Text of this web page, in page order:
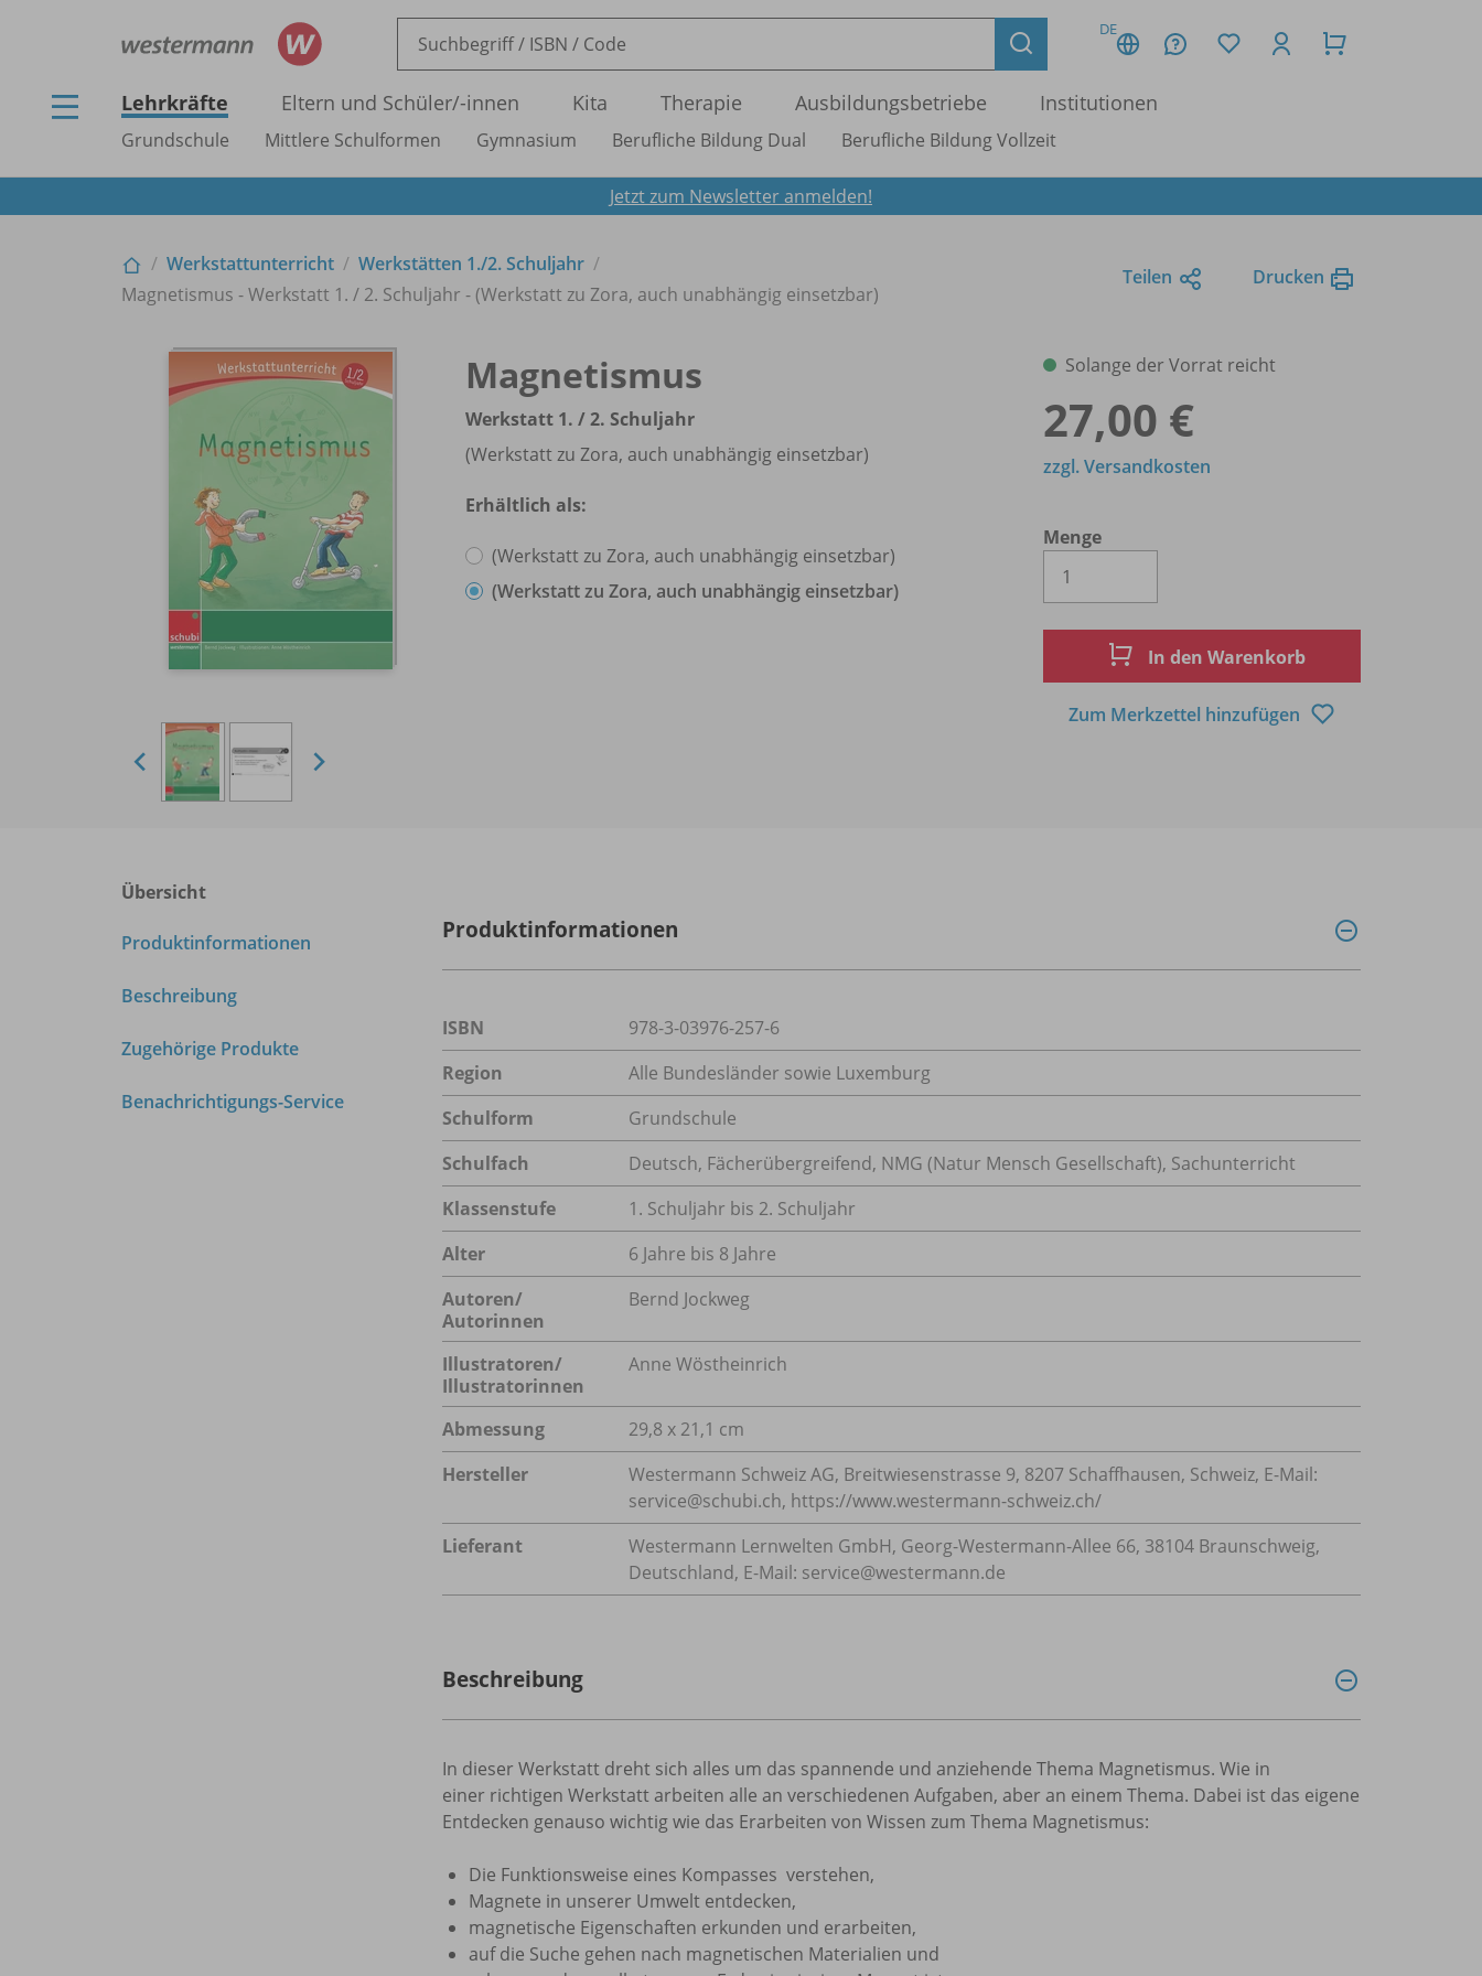
DE
Lehrkräfte Eltern und Schüler/-innen Kita Therapie Ausbildungsbetriebe Institutionen
Grundschule Mittlere Schulformen Gymnasium Berufliche Bildung Dual Berufliche Bildung Vollzeit
Jetzt zum Newsletter anmelden!
Werkstattunterricht Werkstätten 1./2. Schuljahr
Magnetismus - Werkstatt 1. / 2. Schuljahr - (Werkstatt zu Zora, auch unabhängig einsetzbar)
Teilen Drucken
Magnetismus
Werkstatt 1. /2. Schuljahr
(Werkstatt zu Zora, auch unabhängig einsetzbar)
Erhältlich als:
(Werkstatt zu Zora, auch unabhängig einsetzbar)
(Werkstatt zu Zora, auch unabhängig einsetzbar)
Solange der Vorrat reicht
27,00 €
Menge
zzgl. Versandkosten
In den Warenkorb
Zum Merkzettel hinzufügen
Übersicht
Produktinformationen
Beschreibung
Zugehörige Produkte
Benachrichtigungs-Service
Produktinformationen
ISBN
978-3-03976-257-6
Region
Alle Bundesländer sowie Luxemburg
Schulform
Grundschule
Schulfach
Deutsch, Fächerübergreifend, NMG (Natur Mensch Gesellschaft), Sachunterricht
Klassenstufe
1. Schuljahr bis 2. Schuljahr
Alter
6 Jahre bis 8 Jahre
Autoren/
Autorinnen
Bernd Jockweg
Illustratoren/
Illustratorinnen
Anne Wöstheinrich
Abmessung
29,8 x 21,1 cm
Hersteller
Westermann Schweiz AG, Breitwiesenstrasse 9, 8207 Schaffhausen, Schweiz, E-Mail:
service@schubi.ch, https://www.westermann-schweiz.ch/
Lieferant
Westermann Lernwelten GmbH, Georg-Westermann-Allee 66, 38104 Braunschweig,
Deutschland, E-Mail: service@westermann.de
Beschreibung
In dieser Werkstatt dreht sich alles um das spannende und anziehende Thema Magnetismus. Wie in
einer richtigen Werkstatt arbeiten alle an verschiedenen Aufgaben, aber an einem Thema. Dabei ist das eigene
Entdecken genauso wichtig wie das Erarbeiten von Wissen zum Thema Magnetismus:
Die Funktionsweise eines Kompasses verstehen,
Magnete in unserer Umwelt entdecken,
magnetische Eigenschaften erkunden und erarbeiten,
auf die Suche gehen nach magnetischen Materialien und